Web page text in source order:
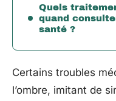
Quels
quand
santé ?
Certains troubles
l’ombre, imitant de